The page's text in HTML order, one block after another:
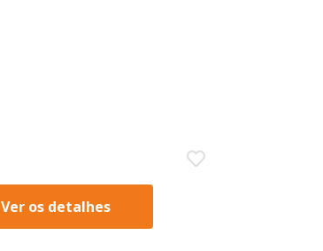
Ver os detalhes